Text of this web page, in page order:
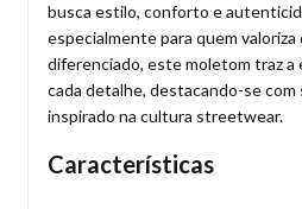
busca estilo, conforto e
especialmente para quem valoriza
diferenciado, este moletom traz a
cada detalhe, destacando-se com
inspirado na cultura streetwear.
Características